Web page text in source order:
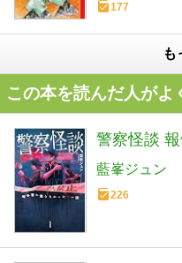
177
も
この本を読んだ人がよ
警察怪談
藍峯ジュン
226